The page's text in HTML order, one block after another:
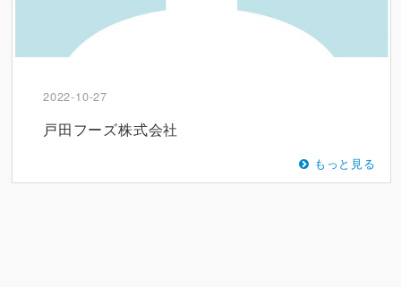
2022-10-27
戸田フーズ株式会社
もっと見る